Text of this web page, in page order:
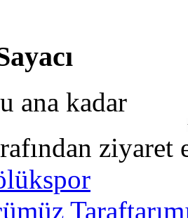
ana kadar
ziyaret